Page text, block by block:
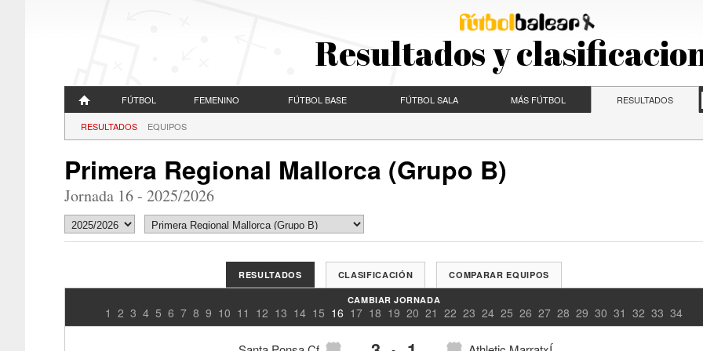
Resultados y
FÚTBOL FEMENINO FÚTBOL BASE FÚTBOL SALA MÁS FÚTBOL RESULTADOS
RESULTADOS EQUIPOS
Primera Regional Mallorca (Grupo B)
Jornada 16 - 2025/2026
RESULTADOS CLASIFICACIÓN COMPARAR EQUIPOS
CAMBIAR JORNADA
1 2 3 4 5 6 7 8 9 10 11 12 13 14 15 16 17 18 19 20 21 22 23 24 25 26 27 28 29 30 31 32 33 34